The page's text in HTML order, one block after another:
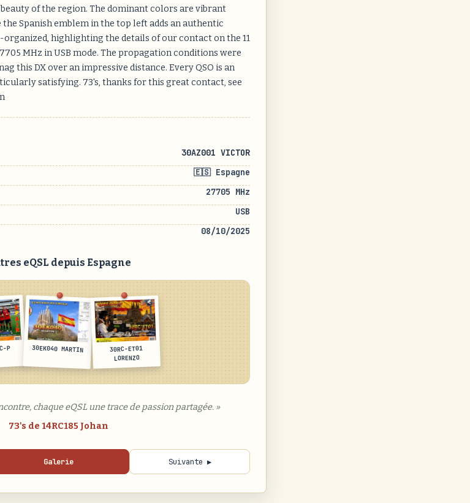
of the region. The dominant colors are vibrant
Spanish emblem in the top left adds an authentic
highlighting the details of our contact on the 11
MHz in USB mode. The propagation conditions were
this DX over an impressive distance. Every QSO is an
satisfying. 73's, thanks for this great contact, see
30AZ001 VICTOR
🇪🇸 Espagne
27705 MHz
USB
08/10/2025
eQSL depuis Espagne
P 30EK040 MARTIN 30RC-ET01
LORENZO
chaque eQSL une trace de passion partagée. »
73's de 14RC185 Johan
Galerie Suivante ▶